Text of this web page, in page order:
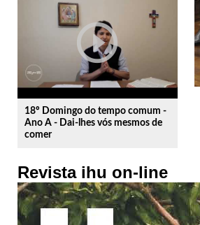
play_circle_outline
18º Domingo do tempo comum -
Ano A - Dai-lhes vós mesmos de
comer
Revista ihu on-line